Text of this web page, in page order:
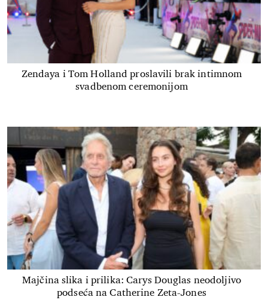
Zendaya i Tom Holland proslavili brak intimnom
svadbenom ceremonijom
Majčina slika i prilika: Carys Douglas neodoljivo
podseća na Catherine Zeta-Jones